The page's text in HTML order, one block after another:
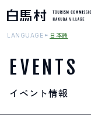
MOUNTAIN &
登山・トレッキング
LANGUAGE 日本語
EVENTS
イベント情報